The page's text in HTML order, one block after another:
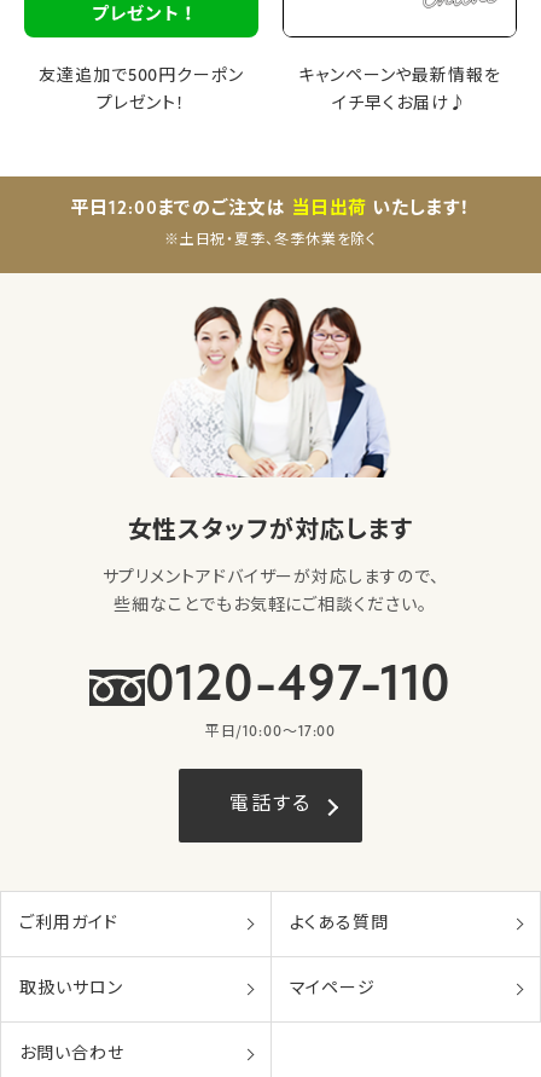
友達追加で500円クーポン
プレゼント！
キャンペーンや最新情報を
イチ早くお届け♪
平日12:00までのご注文は 当日出荷 いたします！
※土日祝・夏季、冬季休業を除く
女性スタッフが対応します
サプリメントアドバイザーが対応しますので、
些細なことでもお気軽にご相談ください。
0120-497-110
平日/10:00〜17:00
電話する
ご利用ガイド よくある質問
取扱いサロン マイページ
お問い合わせ